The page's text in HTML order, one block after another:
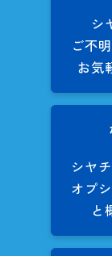
シ
ご不
お気
シヤ
オプ
と